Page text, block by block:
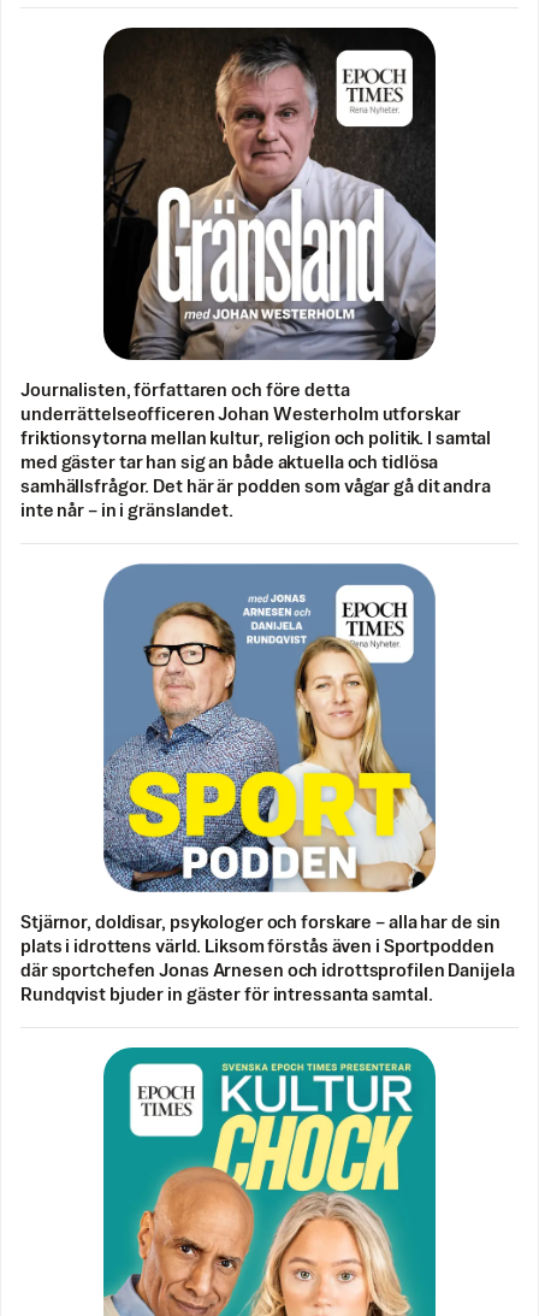
Journalisten, författaren och före detta
underrättelseofficeren Johan Westerholm utforskar
friktionsytorna mellan kultur, religion och politik. I samtal
med gäster tar han sig an både aktuella och tidlösa
samhällsfrågor. Det här är podden som vågar gå dit andra
inte når – in i gränslandet.
Stjärnor, doldisar, psykologer och forskare – alla har de sin
plats i idrottens värld. Liksom förstås även i Sportpodden
där sportchefen Jonas Arnesen och idrottsprofilen Danijela
Rundqvist bjuder in gäster för intressanta samtal.